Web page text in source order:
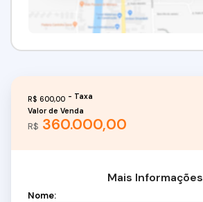
R$ 360.000,00
Valor de Venda
R$ 600,00
Mais Informações
Nome: